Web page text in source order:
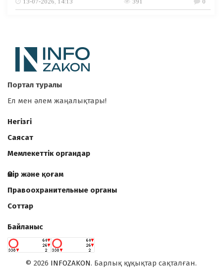
Портал туралы
Ел мен әлем жаңалықтары!
Негізгі
Саясат
Мемлекеттік органдар
Өмір және қоғам
Правоохранительные органы
Соттар
Байланыс
© 2026 INFOZAKON. Барлық құқықтар сақталған.